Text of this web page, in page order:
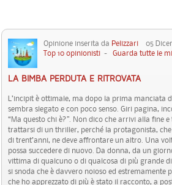
Opinione inserita da Pelizzari 05
Top 10 opinionisti - Guarda tutte le
LA BIMBA PERDUTA E RITROVATA
L’incipit è ottimale, ma dopo la prima manciata
sembra slegato e con poco senso. Giri pagina,
“Ma questo chi è?”. Non dico che arrivi alla fine
trattarsi di un thriller, perché la protagonista,
di trent’anni, ne deve affrontare un altro. Una
possa succedere di nuovo. Da donna, da un
vittima di qualcuno o di qualcosa di più grande
si snoda che è davvero noioso ed
che ho apprezzato di più è stato il racconto, a